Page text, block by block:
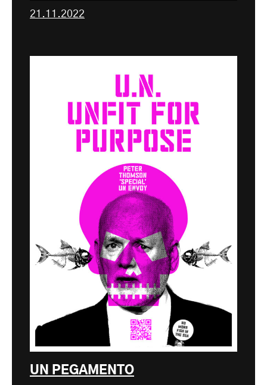
21.11.2022
UN PEGAMENTO